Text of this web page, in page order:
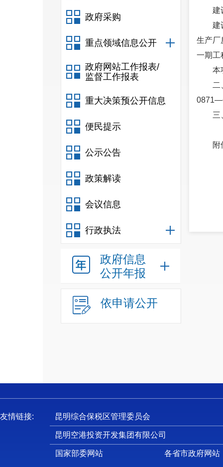
政府采购
重点领域信息公开
政府网站工作报表/
监督工作报表
重大决策预公开信息
便民提示
公示公告
政策解读
会议信息
行政执法
政府信息
公开年报
依申请公开
建
建
生产厂
一期工
本
二
三
附
友情链接: 昆明综合保税区管理委员会
昆明空港投资开发集团有限公司
国家部委网站 各省市政府网站